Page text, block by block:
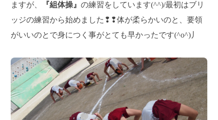
ますが、
『組体操』の練習をしています(^^)/最初はブリ
ッジの練習から始めました❢❢体が柔らかいのと、要領
がいいのとで身につく事がとても早かったです(^o^)丿